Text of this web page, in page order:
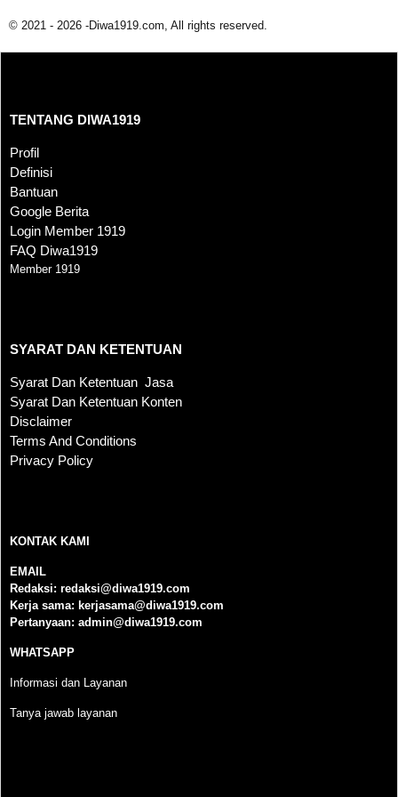
© 2021 - 2026 -Diwa1919.com, All rights reserved.
TENTANG DIWA1919
Profil
Definisi
Bantuan
Google Berita
Login Member 1919
FAQ Diwa1919
Member 1919
SYARAT DAN KETENTUAN
Syarat Dan Ketentuan Jasa
Syarat Dan Ketentuan Konten
Disclaimer
Terms And Conditions
Privacy Policy
KONTAK KAMI
EMAIL
Redaksi: redaksi@diwa1919.com
Kerja sama: kerjasama@diwa1919.com
Pertanyaan: admin@diwa1919.com
WHATSAPP
Informasi dan Layanan
Tanya jawab layanan